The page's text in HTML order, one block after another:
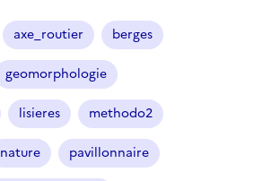
t
i
c
l
e
axe_routier berges
geomorphologie
lisieres methodo2
nature pavillonnaire